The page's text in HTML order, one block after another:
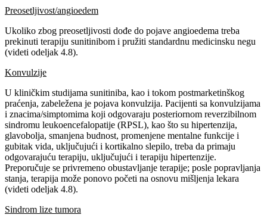
Preosetljivost/angioedem
Ukoliko zbog preosetljivosti dođe do pojave angioedema treba
prekinuti terapiju sunitinibom i pružiti standardnu medicinsku negu
(videti odeljak 4.8).
Konvulzije
U kliničkim studijama sunitiniba, kao i tokom postmarketinškog
praćenja, zabeležena je pojava konvulzija. Pacijenti sa konvulzijama
i znacima/simptomima koji odgovaraju posteriornom reverzibilnom
sindromu leukoencefalopatije (RPSL), kao što su hipertenzija,
glavobolja, smanjena budnost, promenjene mentalne funkcije i
gubitak vida, uključujući i kortikalno slepilo, treba da primaju
odgovarajuću terapiju, uključujući i terapiju hipertenzije.
Preporučuje se privremeno obustavljanje terapije; posle popravljanja
stanja, terapija može ponovo početi na osnovu mišljenja lekara
(videti odeljak 4.8).
Sindrom lize tumora